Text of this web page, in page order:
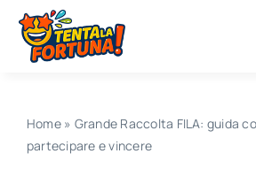
Salta
contenuto
Home» Grande Raccolta FILA: guida
partecipare e vincere